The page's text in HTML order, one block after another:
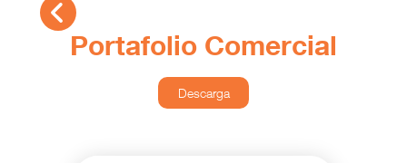
Portafolio Comercial
Descarga